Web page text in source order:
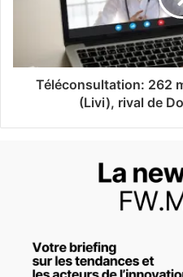
Téléconsultation: 262
(Livi), rival de